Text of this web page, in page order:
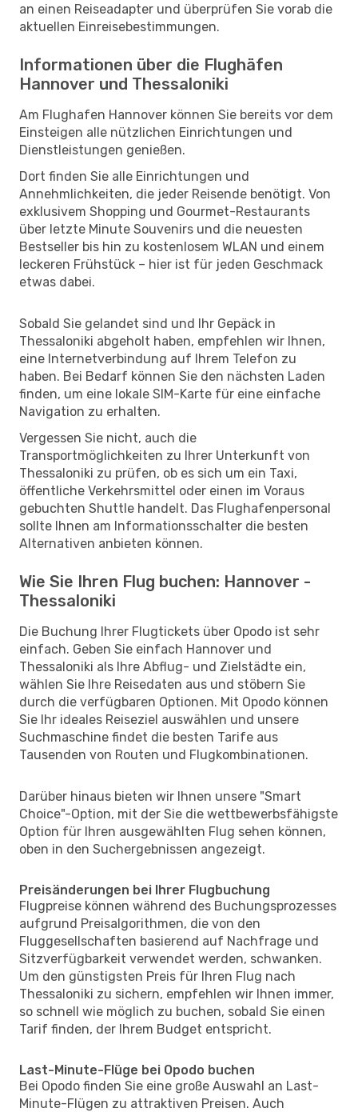
an einen Reiseadapter und überprüfen Sie vorab die
aktuellen Einreisebestimmungen.
Informationen über die Flughäfen
Hannover und Thessaloniki
Am Flughafen Hannover können Sie bereits vor dem
Einsteigen alle nützlichen Einrichtungen und
Dienstleistungen genießen.
Dort finden Sie alle Einrichtungen und
Annehmlichkeiten, die jeder Reisende benötigt. Von
exklusivem Shopping und Gourmet-Restaurants
über letzte Minute Souvenirs und die neuesten
Bestseller bis hin zu kostenlosem WLAN und einem
leckeren Frühstück – hier ist für jeden Geschmack
etwas dabei.
Sobald Sie gelandet sind und Ihr Gepäck in
Thessaloniki abgeholt haben, empfehlen wir Ihnen,
eine Internetverbindung auf Ihrem Telefon zu
haben. Bei Bedarf können Sie den nächsten Laden
finden, um eine lokale SIM-Karte für eine einfache
Navigation zu erhalten.
Vergessen Sie nicht, auch die
Transportmöglichkeiten zu Ihrer Unterkunft von
Thessaloniki zu prüfen, ob es sich um ein Taxi,
öffentliche Verkehrsmittel oder einen im Voraus
gebuchten Shuttle handelt. Das Flughafenpersonal
sollte Ihnen am Informationsschalter die besten
Alternativen anbieten können.
Wie Sie Ihren Flug buchen: Hannover -
Thessaloniki
Die Buchung Ihrer Flugtickets über Opodo ist sehr
einfach. Geben Sie einfach Hannover und
Thessaloniki als Ihre Abflug- und Zielstädte ein,
wählen Sie Ihre Reisedaten aus und stöbern Sie
durch die verfügbaren Optionen. Mit Opodo können
Sie Ihr ideales Reiseziel auswählen und unsere
Suchmaschine findet die besten Tarife aus
Tausenden von Routen und Flugkombinationen.
Darüber hinaus bieten wir Ihnen unsere "Smart
Choice"-Option, mit der Sie die wettbewerbsfähigste
Option für Ihren ausgewählten Flug sehen können,
oben in den Suchergebnissen angezeigt.
Preisänderungen bei Ihrer Flugbuchung
Flugpreise können während des Buchungsprozesses
aufgrund Preisalgorithmen, die von den
Fluggesellschaften basierend auf Nachfrage und
Sitzverfügbarkeit verwendet werden, schwanken.
Um den günstigsten Preis für Ihren Flug nach
Thessaloniki zu sichern, empfehlen wir Ihnen immer,
so schnell wie möglich zu buchen, sobald Sie einen
Tarif finden, der Ihrem Budget entspricht.
Last-Minute-Flüge bei Opodo buchen
Bei Opodo finden Sie eine große Auswahl an Last-
Minute-Flügen zu attraktiven Preisen. Auch